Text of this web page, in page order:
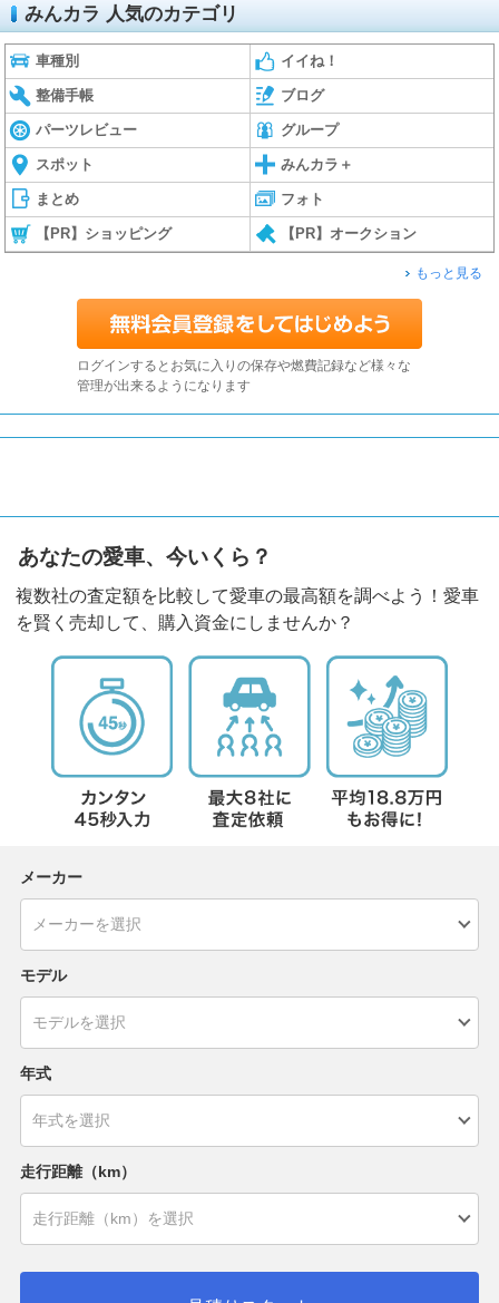
みんカラ 人気のカテゴリ
車種別 イイね！
整備手帳 ブログ
パーツレビュー グループ
スポット みんカラ＋
まとめ フォト
【PR】ショッピング 【PR】オークション
もっと見る
ログインするとお気に入りの保存や燃費記録など様々な
管理が出来るようになります
あなたの愛車、今いくら？
複数社の査定額を比較して愛車の最高額を調べよう！愛車
を賢く売却して、購入資金にしませんか？
メーカー
モデル
年式
走行距離（km）